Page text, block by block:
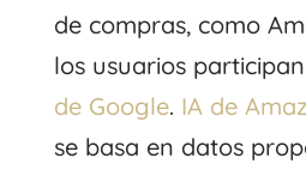
de compras, como
los usuarios
de Google. IA de
se basa en datos